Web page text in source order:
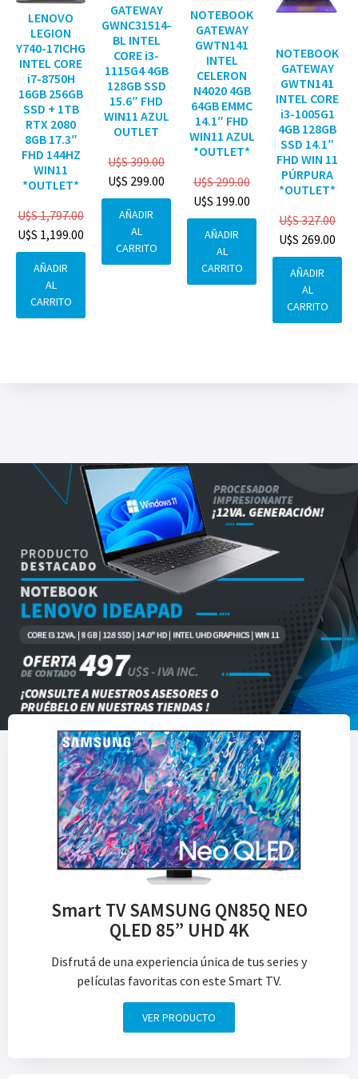
LENOVO
LEGION
Y740-17ICHG
INTEL CORE
i7-8750H
16GB 256GB
SSD + 1TB
RTX 2080
8GB 17.3″
FHD 144HZ
WIN11
*OUTLET*
U$S1,797.00
U$S 1,199.00
AÑADIR
AL
CARRITO
GATEWAY
GWNC31514-
BL INTEL
CORE i3-
1115G4 4GB
128GB SSD
15.6″ FHD
WIN11 AZUL
OUTLET
U$S399.00
U$S 299.00
AÑADIR
AL
CARRITO
NOTEBOOK
GATEWAY
GWTN141
INTEL
CELERON
N4020 4GB
64GB EMMC
14.1″ FHD
WIN11 AZUL
*OUTLET*
U$S299.00
U$S 199.00
AÑADIR
AL
CARRITO
NOTEBOOK
GATEWAY
GWTN141
INTEL CORE
i3-1005G1
4GB 128GB
SSD 14.1″
FHD WIN 11
PÚRPURA
*OUTLET*
U$S327.00
U$S 269.00
AÑADIR
AL
CARRITO
Smart TV SAMSUNG QN85Q NEO
QLED 85” UHD 4K
Disfrutá de una experiencia única de tus series y
películas favoritas con este Smart TV.
VER PRODUCTO